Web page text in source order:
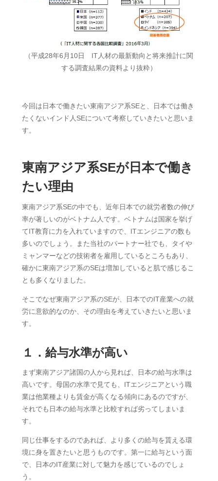
（平成28年6月10日 IT人材の最新動向と将来推計に関
する調査結果の資料より抜粋）
今回は日本で働きたい東南アジア系SEと、日本では働き
たくないインド人SEについて考察していきたいと思いま
す。
東南アジア系SEが日本で働き
たい理由
東南アジア系SEの中でも、近年日本での就労者数の伸び
率が著しいのがベトナム人です。ベトナムは国家を挙げ
てIT教育に力を入れていますので、ITエンジニアの数も
多いのでしょう。また当社のパートナー社でも、タイや
ミャンマーなどの技術者を雇用しているところもあり、
確かに東南アジア系のSEは増加していると肌で感じるこ
とも多くなりました。
そこでなぜ東南アジア系のSEが、日本でのIT産業への就
労に意欲的なのか、その理由を考えていきたいと思いま
す。
１．給与水準が高い
まず東南アジア諸国の人から見れば、日本の給与水準は
高いです。母国の水準で見ても、ITエンジニアという職
業は他業種よりも賃金が高くなる傾向にあるのですが、
それでも日本の給与水準と比較すれば劣ってしまいま
す。
同じ仕事をするのであれば、より多くの給与を貰える環
境に身を置きたいと思うものです。第一に給与という面
で、日本のIT産業に対して魅力を感じているのでしょ
う。